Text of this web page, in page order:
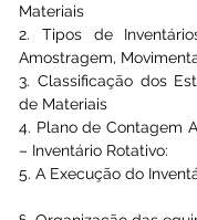
Materiais
2. Tipos de
Amostragem,
3. Classificação dos
de Materiais
4. Plano de Contagem
– Inventário Rotativo:
5. A Execução do